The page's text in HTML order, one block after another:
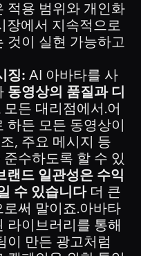
적용 범위와 개인화
장에서 지속적으로
것이 실현 가능하고
징: AI 아바타를 사
동영상의 품질과 디
모든 대리점에서.어
하든 모든 동영상이
, 주요 메시지 등
수하도록 할 수 있
랜드 일관성은 수익
수 있습니다더 큰
써 말이죠.아바타
라이브러리를 통해
이 만든 광고처럼